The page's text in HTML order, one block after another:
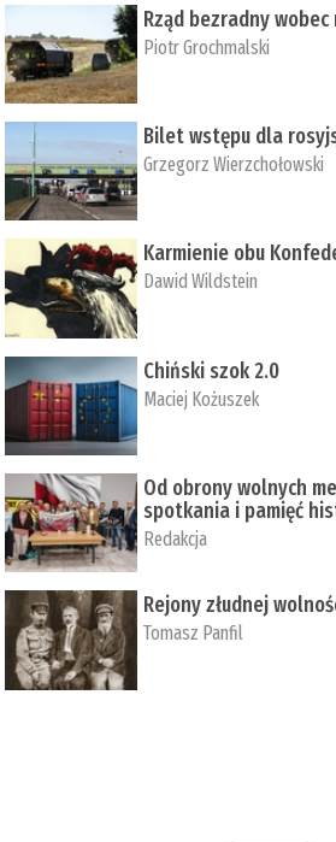
Rząd bezradny
Piotr Grochmalski
Bilet wstępu dla
Grzegorz Wierzchołowski
Karmienie obu
Dawid Wildstein
Chiński szok 2.0
Maciej Kożuszek
Od obrony wolnych
spotkania i pamięć
Redakcja
Rejony złudnej
Tomasz Panfil